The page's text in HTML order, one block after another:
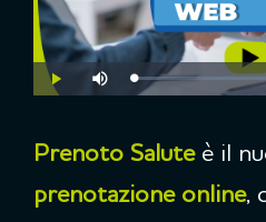
Play
Disattiva
l’audio
Caricato:
0.00%
Prenoto Saluteè il
prenotazione online,